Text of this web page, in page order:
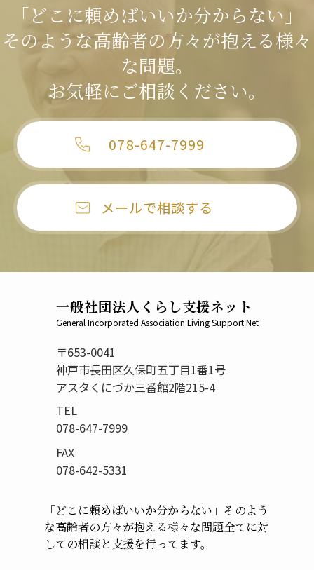
「どこに頼めばいいか分からない」
そのような高齢者の方々が抱える様々
な問題。
お気軽にご相談ください。
078-647-7999
メールで相談する
一般社団法人くらし支援ネット
General Incorporated Association Living Support Net
〒653-0041
神戸市長田区久保町五丁目1番1号
アスタくにづか三番館2階215-4
TEL
078-647-7999
FAX
078-642-5331
「どこに頼めばいいか分からない」 そのよう
な高齢者の方々が抱える様々な問題全てに対
しての相談と支援を行ってます。